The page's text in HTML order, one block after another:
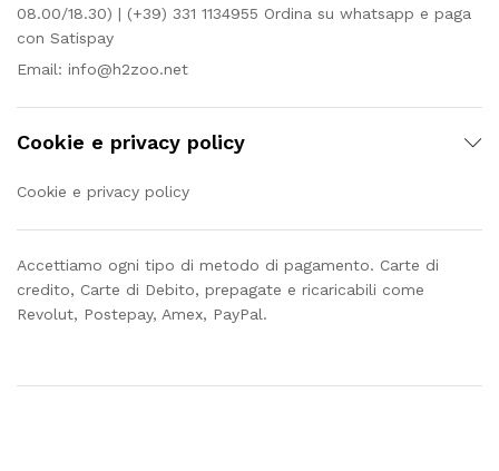
08.00/18.30) | (+39) 331 1134955 Ordina su whatsapp e paga
con Satispay
Email: info@h2zoo.net
Cookie e privacy policy
Cookie e privacy policy
Accettiamo ogni tipo di metodo di pagamento. Carte di
credito, Carte di Debito, prepagate e ricaricabili come
Revolut, Postepay, Amex, PayPal.